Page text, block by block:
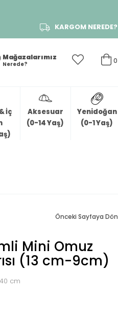
KARGOM NEREDE?
0
Mağazalarımız
Nerede?
İç
Aksesuar
(0-14 Yaş)
Yenidoğan
(0-1 Yaş)
Önceki Sayfaya Dön
Mini Omuz
(13 cm-9cm)
cm